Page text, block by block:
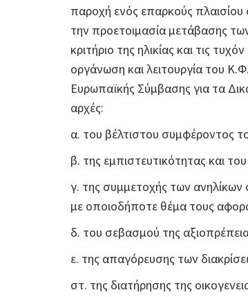
παροχή ενός επαρκούς πλαισίου
την προετοιμασία μετάβασης
κριτήριο της ηλικίας και τις
οργάνωση και λειτουργία του
Ευρωπαϊκής Σύμβασης για τα
αρχές:
α. του βέλτιστου συμφέροντος
β. της εμπιστευτικότητας και
γ. της συμμετοχής των
με οποιοδήποτε θέμα τους
δ. του σεβασμού της
ε. της απαγόρευσης των
στ. της διατήρησης της